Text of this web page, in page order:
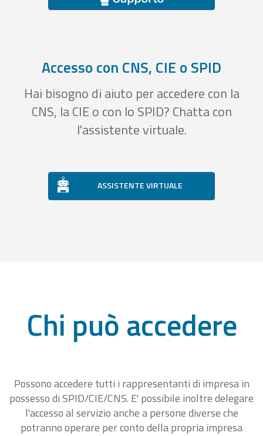
Accesso con CNS, CIE o SPID
Hai bisogno di aiuto per accedere con la
CNS, la CIE o con lo SPID? Chatta con
l'assistente virtuale.
ASSISTENTE VIRTUALE
Chi può accedere
Possono accedere tutti i rappresentanti di impresa in
possesso di SPID/CIE/CNS. E' possibile inoltre delegare
l'accesso al servizio anche a persone diverse che
potranno operare per conto della propria impresa